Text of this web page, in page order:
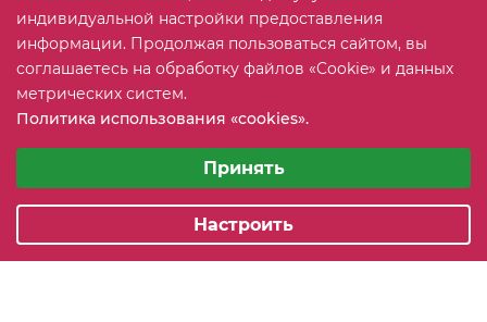
+7 (815) 2 606-608 ЗАКАЗАТЬ ЗВОНОК
info@mebeler51.ru
г. Мурманск, ул. Свердлова 11Б
индивидуальной настройки предоставления
информации. Продолжая пользоваться сайтом, вы
соглашаетесь на обработку файлов «Cookie» и данных
метрических систем.
Политика использования «cookies».
Аналитические/Функциональные
Принять
Настроить